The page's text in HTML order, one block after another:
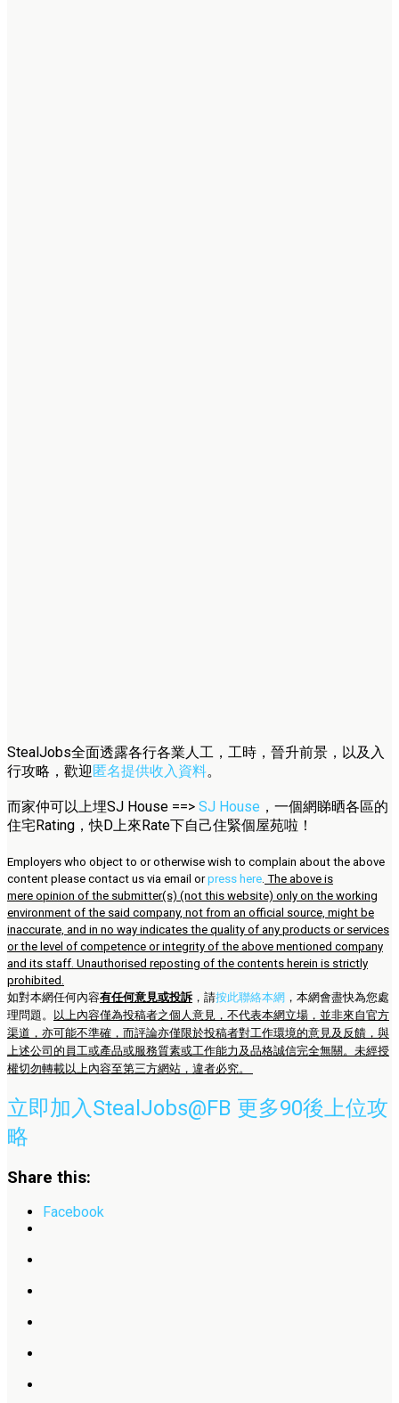
StealJobs全面透露各行各業人工，工時，晉升前景，以及入
行攻略，歡迎匿名提供收入資料。
而家仲可以上埋SJ House ==> SJ House ，一個網睇晒各區的
住宅Rating，快D上來Rate下自己住緊個屋苑啦！
Employers who object to or otherwise wish to complain about the above
content please contact us via email orpress here The above is
mere opinion of the submitter(s) (not this website) only on the working
environment of the said company, not from an official source, might be
inaccurate, and in no way indicates the quality of any products or services
or the level of competence or integrity of the above mentioned company
and its staff. Unauthorised reposting of the contents herein is strictly
prohibited.
如對本網任何內容有任何意見或投訴 ，請按此聯絡本網 ，本網會盡快為您處
理問題。
以上內容僅為投稿者之個人意見，不代表本網立場，並非來自官方
渠道，亦可能不準確，而評論亦僅限於投稿者對工作環境的意見及反饋，與
上述公司的員工或產品或服務質素或工作能力及品格誠信完全無關。未經授
權切勿轉載以上內容至第三方網站，違者必究。
立即加入StealJobs@FB 更多90後上位攻
略
Share this:
Facebook